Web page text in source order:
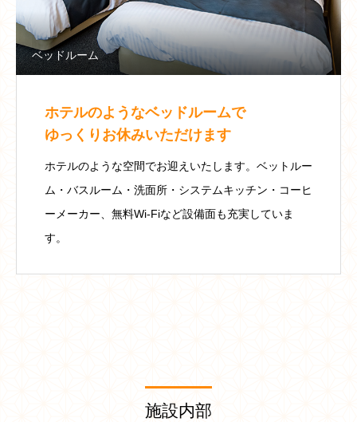
ベッドルーム
ホテルのようなベッドルームで
ゆっくりお休みいただけます
ホテルのような空間でお迎えいたします。ベットルー
ム・バスルーム・洗面所・システムキッチン・コーヒ
ーメーカー、無料Wi-Fiなど設備面も充実していま
す。
施設内部